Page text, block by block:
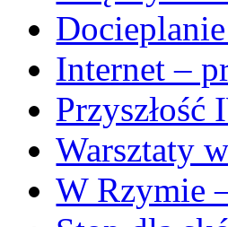
Internet –
Przyszłość
Warsztaty
W Rzymie